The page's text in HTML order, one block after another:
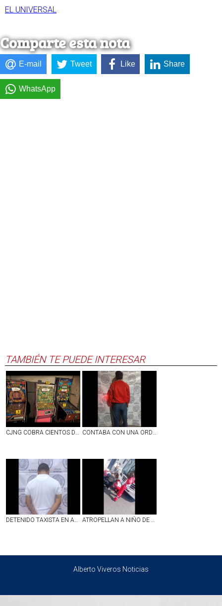
EL UNIVERSAL
Comparte esta nota
E-mail Tweet Like Share
WhatsApp
TAMBIÉN TE PUEDE INTERESAR
CJNG COBRA CIENTOS DE MILES DE PESOS AL MES A OPERADORES DE TRAGAMONEDAS: MONTENEGRO CONTABA CON UNA ORDEN DE REAPREHENSIÓN POR EL DELITO DE ROBO Y FUE DETENIDO EN PABELLÓN DE ARTEAGA
DETENIDO TAXISTA EN AGS CON BASTANTES DOSIS DE CRISTAL EN AGS ATROPELLAN A NIÑO DE 11 AÑOS EN LA ZONA CENTRO DE AGS
Alberto Viveros Noticias